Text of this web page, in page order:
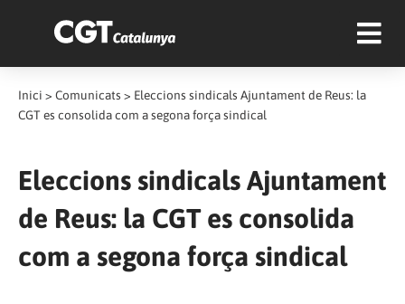
Inici > Comunicats > Eleccions sindicals Ajuntament de Reus: la
CGT es consolida com a segona força sindical
Eleccions sindicals Ajuntament
de Reus: la CGT es consolida
com a segona força sindical